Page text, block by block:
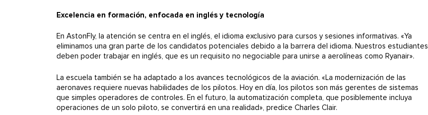
Excelencia en formación, enfocada en inglés y tecnología
En AstonFly, la atención se centra en el inglés, el idioma exclusivo para cursos y sesiones informativas. «Ya
eliminamos una gran parte de los candidatos potenciales debido a la barrera del idioma. Nuestros estudiantes
deben poder trabajar en inglés, que es un requisito no negociable para unirse a aerolíneas como Ryanair».
La escuela también se ha adaptado a los avances tecnológicos de la aviación. «La modernización de las
aeronaves requiere nuevas habilidades de los pilotos. Hoy en día, los pilotos son más gerentes de sistemas
que simples operadores de controles. En el futuro, la automatización completa, que posiblemente incluya
operaciones de un solo piloto, se convertirá en una realidad», predice Charles Clair.